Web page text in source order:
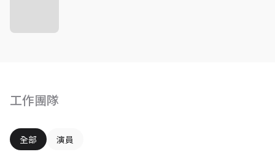
工作團隊
全部 演員